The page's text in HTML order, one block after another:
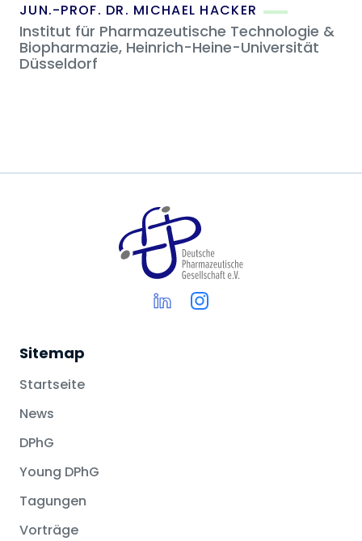
JUN.-PROF. DR. MICHAEL HACKER
Institut für Pharmazeutische Technologie &
Biopharmazie, Heinrich-Heine-Universität
Düsseldorf
Sitemap
Startseite
News
DPhG
Young DPhG
Tagungen
Vorträge